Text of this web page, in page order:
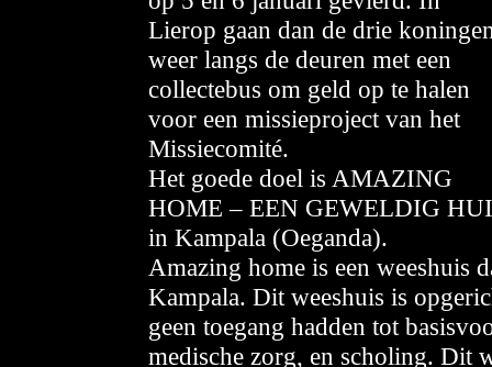
Lierop gaan dan de drie
weer langs de deuren met een
collectebus om geld op te halen
voor een missieproject van het
Missiecomité.
Het goede doel is AMAZING
HOME – EEN GEWELDIG
in Kampala (Oeganda).
Amazing home is een weeshuis
Kampala. Dit weeshuis is
geen toegang hadden tot
medische zorg, en scholing. Dit